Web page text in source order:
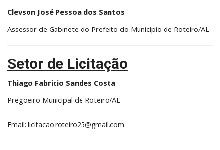
Clevson José Pessoa dos Santos
Assessor de Gabinete do Prefeito do Município de Roteiro/AL
Setor de Licitação
Thiago Fabricio Sandes Costa
Pregoeiro Municipal de Roteiro/AL
Email: licitacao.roteiro25@gmail.com